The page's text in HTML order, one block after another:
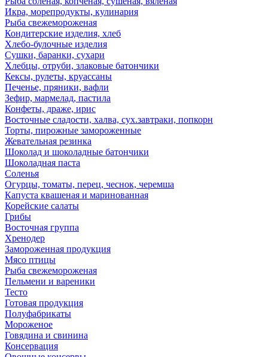
Икра, морепродукты, кулинария
Рыба свежемороженая
Кондитерские изделия, хлеб
Хлебо-булочные изделия
Сушки, баранки, сухари
Хлебцы, отруби, злаковые батончики
Кексы, рулеты, круассаны
Печенье, пряники, вафли
Зефир, мармелад, пастила
Конфеты, драже, ирис
Восточные сладости, халва, сух.завтраки, попкорн
Торты, пирожные замороженные
Жевательная резинка
Шоколад и шоколадные батончики
Шоколадная паста
Соленья
Огурцы, томаты, перец, чеснок, черемша
Капуста квашеная и маринованная
Корейские салаты
Грибы
Восточная группа
Хренодер
Замороженная продукция
Мясо птицы
Рыба свежемороженая
Пельмени и вареники
Тесто
Готовая продукция
Полуфабрикаты
Мороженое
Говядина и свинина
Консервация